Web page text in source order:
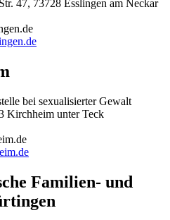
47, 73728 Esslingen am Neckar
bei sexualisierter Gewalt
Kirchheim unter Teck
Familien- und